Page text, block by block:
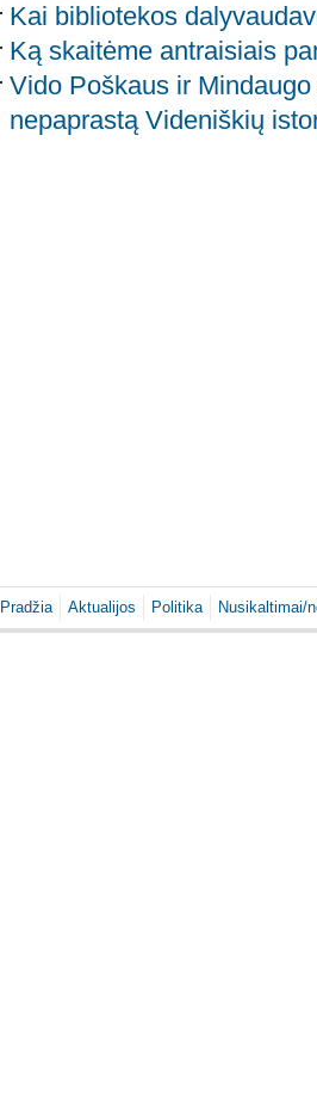
Kai bibliotekos
Ką skaitėme antraisiais
Vido Poškaus ir
nepaprastą Videniškių
Pradžia Aktualijos Politika Nusikaltimai/